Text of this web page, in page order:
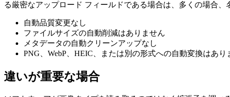
る厳密なアップロード フィールドである場合は、多くの場合、
自動品質変更なし
ファイルサイズの自動削減はありません
メタデータの自動クリーンアップなし
PNG、WebP、HEIC、または別の形式への自動変換はあり
違いが重要な場合